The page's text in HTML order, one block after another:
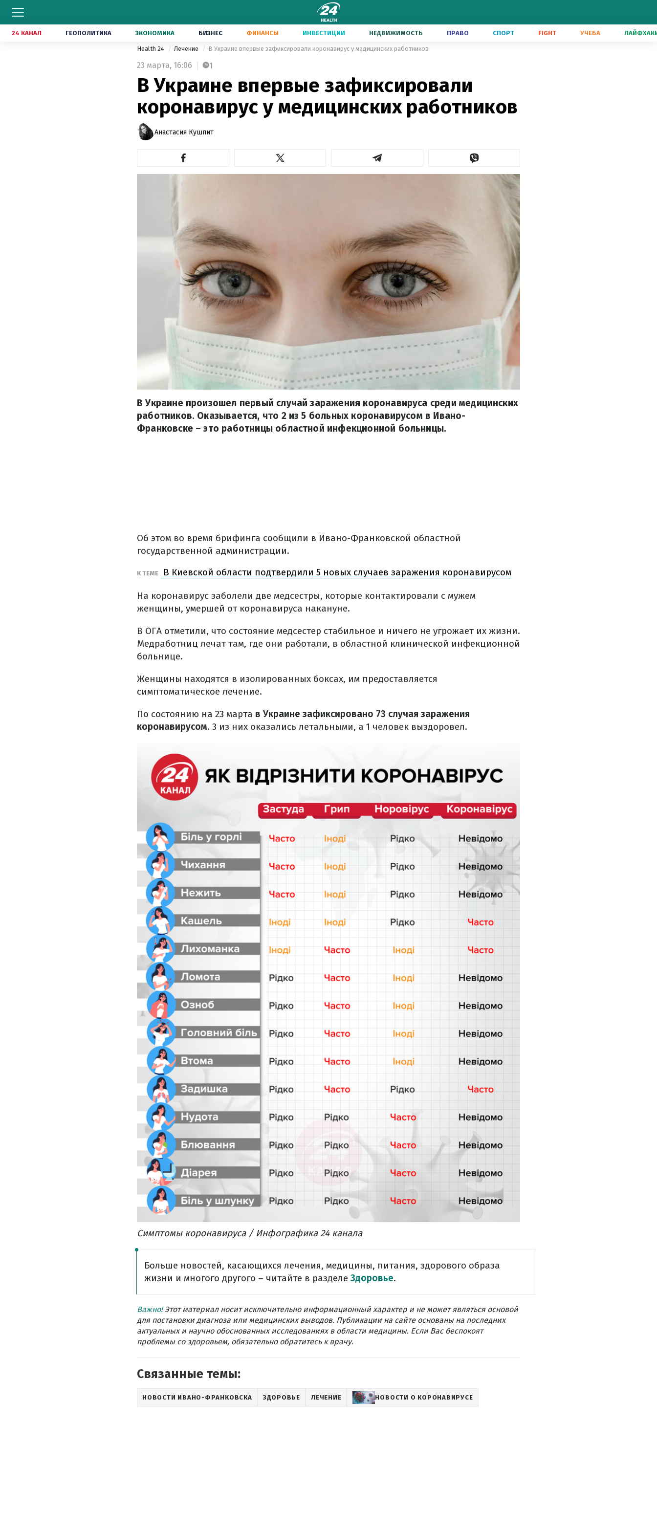
24 КАНАЛ ГЕОПОЛИТИКА ЭКОНОМИКА БИЗНЕС ФИНАНСЫ ИНВЕСТИЦИИ НЕДВИЖИМОСТЬ ПРАВО СПОРТ FIGHT УЧЕБА
Health 24 Лечение В Украине впервые зафиксировали коронавирус у медицинских работников
23 марта, 16:06 1
В Украине впервые зафиксировали
коронавирус у медицинских работников
Анастасия Кушпит
В Украине произошел первый случай заражения коронавируса среди медицинских
работников. Оказывается, что 2 из 5 больных коронавирусом в Ивано-
Франковске – это работницы областной инфекционной больницы.
Об этом во время брифинга сообщили в Ивано-Франковской областной
государственной администрации.
К ТЕМЕ В Киевской области подтвердили 5 новых случаев заражения коронавирусом
На коронавирус заболели две медсестры, которые контактировали с мужем
женщины, умершей от коронавируса накануне.
В ОГА отметили, что состояние медсестер стабильное и ничего не угрожает их жизни.
Медработниц лечат там, где они работали, в областной клинической инфекционной
больнице.
Женщины находятся в изолированных боксах, им предоставляется
симптоматическое лечение.
По состоянию на 23 марта в Украине зафиксировано 73 случая заражения
коронавирусом. 3 из них оказались летальными, а 1 человек выздоровел.
Симптомы коронавируса / Инфографика 24 канала
Больше новостей, касающихся лечения, медицины, питания, здорового образа
жизни и многого другого – читайте в разделе Здоровье.
Важно!Этот материал носит исключительно информационный характер и не может являться основой
для постановки диагноза или медицинских выводов. Публикации на сайте основаны на последних
актуальных и научно обоснованных исследованиях в области медицины. Если Вас беспокоят
проблемы со здоровьем, обязательно обратитесь к врачу.
Связанные темы:
НОВОСТИ ИВАНО-ФРАНКОВСКА ЗДОРОВЬЕ ЛЕЧЕНИЕ НОВОСТИ О КОРОНАВИРУСЕ